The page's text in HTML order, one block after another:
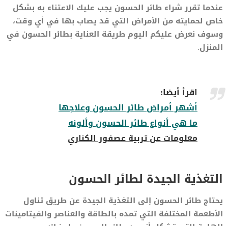
عندما تقرر شراء طائر الحسون يجب عليك الاعتناء به بشكل
خاص لحمايته من الأمراض التي قد يصاب بها في أي وقت،
وسوف نعرض عليكم اليوم طريقة العناية بطائر الحسون في
المنزل.
اقرأ أيضا:
أشهر أمراض طائر الحسون وعلاجها
ما هي أنواع طائر الحسون وألونه
معلومات عن تربية عصفور الكناري
التغذية الجيدة لطائر الحسون
يحتاج طائر الحسون إلى التغذية الجيدة عن طريق تناول
الأطعمة المختلفة التي تمده بالطاقة والعناصر والفيتامينات